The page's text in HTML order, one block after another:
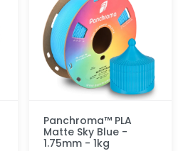
Panchroma™ PLA
Matte Sky Blue -
1.75mm - 1kg